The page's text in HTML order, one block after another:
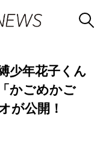
少年花子くん
かごめかご
が公開！